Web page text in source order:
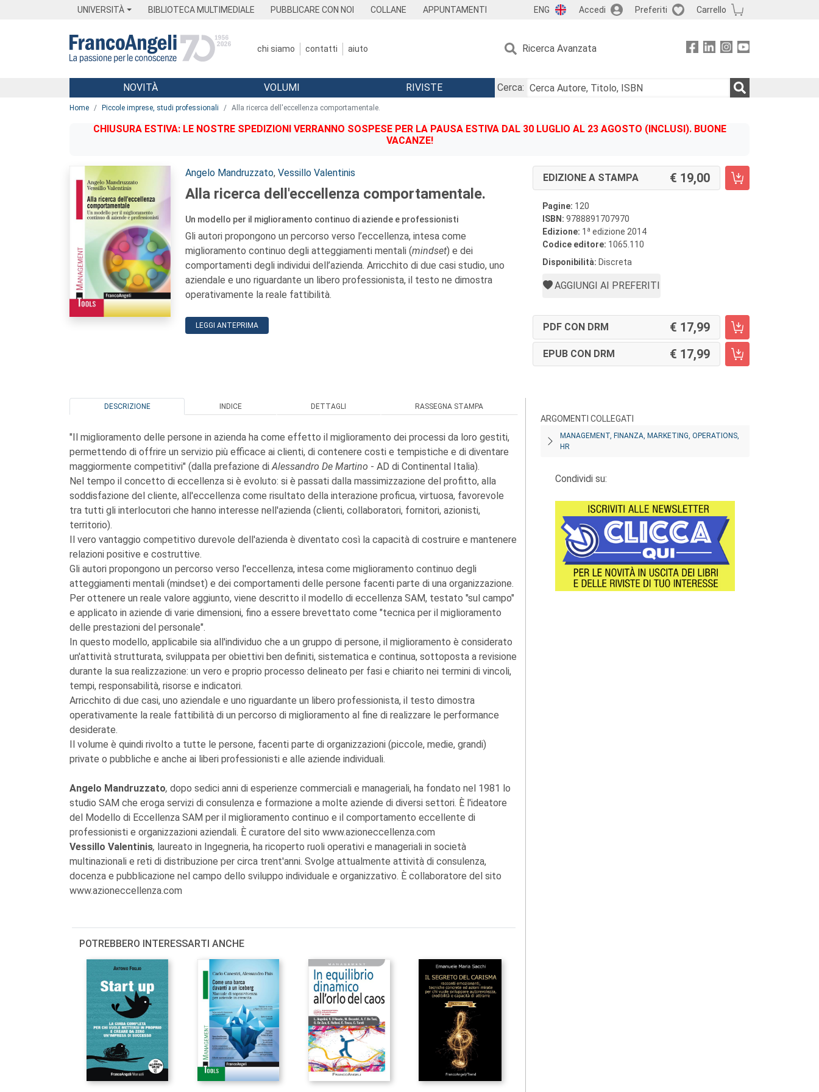
UNIVERSITÀ BIBLIOTECA MULTIMEDIALE PUBBLICARE CON NOI COLLANE APPUNTAMENTI ENG Accedi Preferiti Carrello
chi siamo contatti aiuto Ricerca Avanzata
Menu
NOVITÀ VOLUMI RIVISTE
Cerca:
Home Piccole imprese, studi professionali Alla ricerca dell'eccellenza comportamentale.
CHIUSURA ESTIVA: LE NOSTRE SPEDIZIONI VERRANNO SOSPESE PER LA PAUSA ESTIVA DAL 30 LUGLIO AL 23 AGOSTO (INCLUSI). BUONE
VACANZE!
Autori:
Angelo Mandruzzato, Vessillo Valentinis
Alla ricerca dell'eccellenza comportamentale.
Un modello per il miglioramento continuo di aziende e professionisti
Gli autori propongono un percorso verso l’eccellenza, intesa come
miglioramento continuo degli atteggiamenti mentali (mindset) e dei
comportamenti degli individui dell’azienda. Arricchito di due casi studio, uno
aziendale e uno riguardante un libero professionista, il testo ne dimostra
operativamente la reale fattibilità.
LEGGI ANTEPRIMA
EDIZIONE A STAMPA 19,00
Pagine: 120
ISBN: 9788891707970
Edizione: 1 a edizione 2014
Codice editore: 1065.110
Disponibilità: Discreta
AGGIUNGI AI PREFERITI
PDF CON DRM 17,99
EPUB CON DRM 17,99
DESCRIZIONE INDICE DETTAGLI RASSEGNA STAMPA
"Il miglioramento delle persone in azienda ha come effetto il miglioramento dei processi da loro gestiti,
permettendo di offrire un servizio più efficace ai clienti, di contenere costi e tempistiche e di diventare
maggiormente competitivi" (dalla prefazione diAlessandro De Martino - AD di Continental Italia).
Nel tempo il concetto di eccellenza si è evoluto: si è passati dalla massimizzazione del profitto, alla
soddisfazione del cliente, all'eccellenza come risultato della interazione proficua, virtuosa, favorevole
tra tutti gli interlocutori che hanno interesse nell'azienda (clienti, collaboratori, fornitori, azionisti,
territorio).
Il vero vantaggio competitivo durevole dell'azienda è diventato così la capacità di costruire e mantenere
relazioni positive e costruttive.
Gli autori propongono un percorso verso l'eccellenza, intesa come miglioramento continuo degli
atteggiamenti mentali (mindset) e dei comportamenti delle persone facenti parte di una organizzazione.
Per ottenere un reale valore aggiunto, viene descritto il modello di eccellenza SAM, testato "sul campo"
e applicato in aziende di varie dimensioni, fino a essere brevettato come "tecnica per il miglioramento
delle prestazioni del personale".
In questo modello, applicabile sia all'individuo che a un gruppo di persone, il miglioramento è considerato
un'attività strutturata, sviluppata per obiettivi ben definiti, sistematica e continua, sottoposta a revisione
durante la sua realizzazione: un vero e proprio processo delineato per fasi e chiarito nei termini di vincoli,
tempi, responsabilità, risorse e indicatori.
Arricchito di due casi, uno aziendale e uno riguardante un libero professionista, il testo dimostra
operativamente la reale fattibilità di un percorso di miglioramento al fine di realizzare le performance
desiderate.
Il volume è quindi rivolto a tutte le persone, facenti parte di organizzazioni (piccole, medie, grandi)
private o pubbliche e anche ai liberi professionisti e alle aziende individuali.
Angelo Mandruzzato, dopo sedici anni di esperienze commerciali e manageriali, ha fondato nel 1981 lo
studio SAM che eroga servizi di consulenza e formazione a molte aziende di diversi settori. È l'ideatore
del Modello di Eccellenza SAM per il miglioramento continuo e il comportamento eccellente di
professionisti e organizzazioni aziendali. È curatore del sito www.azioneccellenza.com
Vessillo Valentinis, laureato in Ingegneria, ha ricoperto ruoli operativi e manageriali in società
multinazionali e reti di distribuzione per circa trent'anni. Svolge attualmente attività di consulenza,
docenza e pubblicazione nel campo dello sviluppo individuale e organizzativo. È collaboratore del sito
www.azioneccellenza.com
POTREBBERO INTERESSARTI ANCHE
ARGOMENTI COLLEGATI
MANAGEMENT, FINANZA, MARKETING, OPERATIONS,
HR
Condividi su: